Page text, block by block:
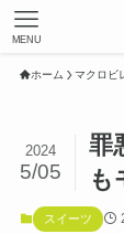
MENU
ホーム マクロビ
罪
も
2024
5/05
スイーツ